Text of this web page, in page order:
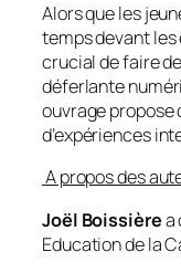
Alors que les
temps devant les
crucial de faire
déferlante
ouvrage propose
d’expériences
A propos des
Joël Boissièrea
Education de la